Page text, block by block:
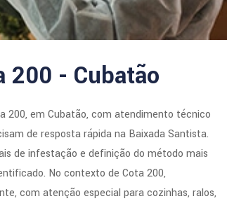
200 - Cubatão
200, em Cubatão, com atendimento técnico
de resposta rápida na Baixada Santista.
de infestação e definição do método mais
No contexto de Cota 200,
com atenção especial para cozinhas, ralos,